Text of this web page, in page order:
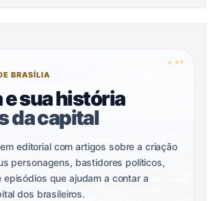
✦ ✦✦
BRASÍLIA
e sua história
da capital
editorial com artigos sobre a criação
personagens, bastidores políticos,
episódios que ajudam a contar a
dos brasileiros.